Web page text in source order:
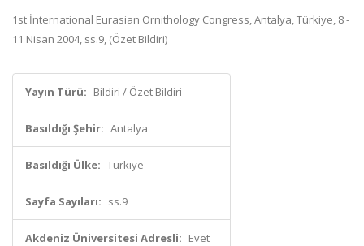
1st İnternational Eurasian Ornithology Congress, Antalya, Türkiye, 8 -
11 Nisan 2004, ss.9, (Özet Bildiri)
Yayın Türü: Bildiri / Özet Bildiri
Basıldığı Şehir: Antalya
Basıldığı Ülke: Türkiye
Sayfa Sayıları: ss.9
Akdeniz Üniversitesi Adresli: Evet